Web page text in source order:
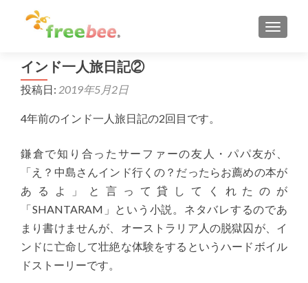
ナビゲ
インド一人旅日記②
投稿日: 2019年5月2日
4年前のインド一人旅日記の2回目です。
鎌倉で知り合ったサーファーの友人・パパ友が、
「え？中島さんインド行くの？だったらお薦めの本が
あるよ」と言って貸してくれたのが
「SHANTARAM」という小説。ネタバレするのであ
まり書けませんが、オーストラリア人の脱獄囚が、イ
ンドに亡命して壮絶な体験をするというハードボイル
ドストーリーです。